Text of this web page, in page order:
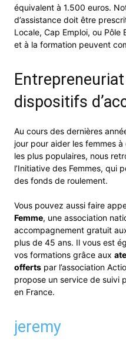
équivalent à 1.500 euros.
d’assistance doit être
Locale, Cap Emploi, ou Pôle
et à la formation peuvent
dispositifs
Au cours des dernières
jour pour aider les femmes
les plus populaires, nous
l’Initiative des Femmes, qui
des fonds de roulement.
Vous pouvez aussi faire
Femme, une association
accompagnement gratuit
plus de 45 ans. Il vous est
vos formations grâce aux
offerts par l’association
propose un service de suivi
en France.
jeremy